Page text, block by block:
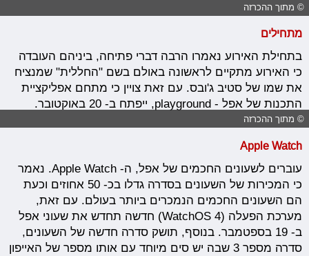
© מתוך ההכרזה
מתחילים
בתחילת האירוע נאמרו הרבה דברי פתיחה, ביניהם העובדה
כי האירוע מתקיים לראשונה באולם בשם "החללית" שמנציח
את שמו של סטיב ג'ובס. עם זאת צויין כי מתחם אפליקציית
התכנות של אפל - playground, ייפתח ב- 20 באוקטובר.
© מתוך ההכרזה
Apple Watch
עוברים לשעונים החכמים של אפל, ה- Apple Watch. נאמר
כי המכירות של השעונים בסדרה גדלו בכ- 50 אחוזים וכעת
הם השעונים החכמים הנמכרים ביותר בעולם. עם זאת,
מערכת הפעלה (WatchOS 4) חדשה תחדש את שעוני אפל
ב- 19 בספטמבר. בנוסף, תושק סדרה חדשה של השעונים,
סדרה מספר 3 שבה יש סים מיוחד עם אותו מספר של האייפון